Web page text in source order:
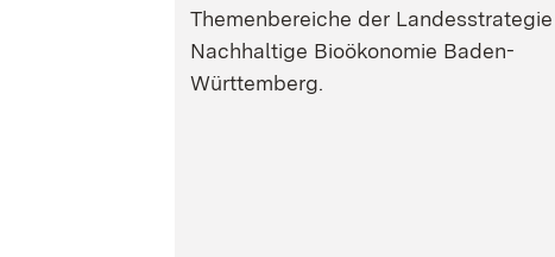
Themenbereiche der Landesstrategie
Nachhaltige Bioökonomie Baden-
Württemberg.